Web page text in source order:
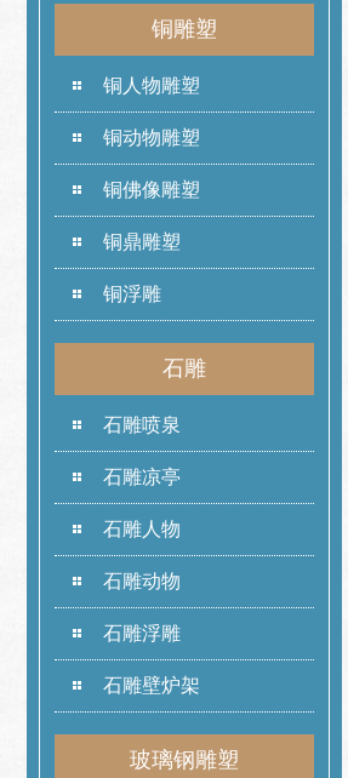
铜雕塑
铜人物雕塑
铜动物雕塑
铜佛像雕塑
铜鼎雕塑
铜浮雕
石雕
石雕喷泉
石雕凉亭
石雕人物
石雕动物
石雕浮雕
石雕壁炉架
玻璃钢雕塑